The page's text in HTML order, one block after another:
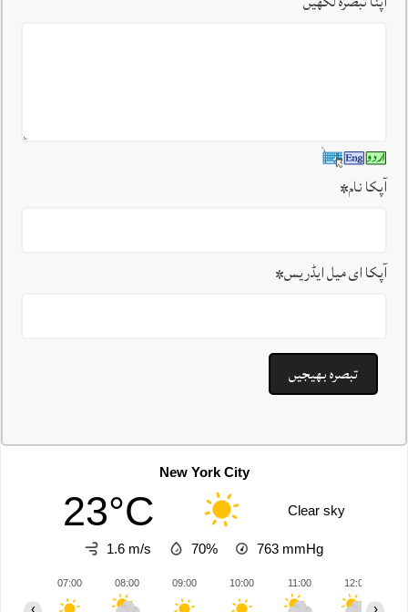
آپکا نام*
آپکا ای میل ایڈریس*
New York City
23°C Clear sky
1.6 m/s 70% 763 mmHg
07:00 08:00 09:00 10:00 11:00 12:00
‹ ›